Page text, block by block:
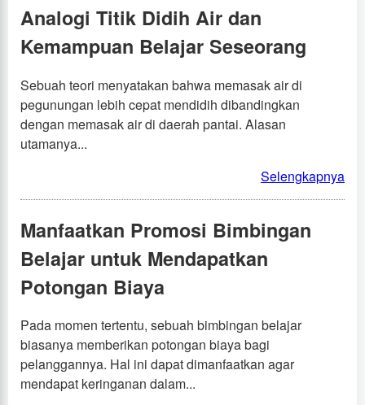
Analogi Titik Didih Air dan
Kemampuan Belajar Seseorang
Sebuah teori menyatakan bahwa memasak air di
pegunungan lebih cepat mendidih dibandingkan
dengan memasak air di daerah pantai. Alasan
utamanya...
Selengkapnya
Manfaatkan Promosi Bimbingan
Belajar untuk Mendapatkan
Potongan Biaya
Pada momen tertentu, sebuah bimbingan belajar
biasanya memberikan potongan biaya bagi
pelanggannya. Hal ini dapat dimanfaatkan agar
mendapat keringanan dalam...